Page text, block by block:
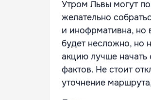
Утром Львы могут
желательно
и инофрмативна, но
будет несложно, но
акцию лучше
фактов. Не стоит
уточнение